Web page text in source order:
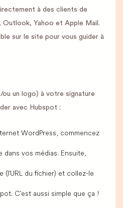
à des clients de
Outlook, Yahoo et Apple Mail.
sur le site pour vous guider à
un logo) à votre signature
avec Hubspot :
WordPress, commencez
vos médias. Ensuite,
(l'URL du fichier) et collez-le
C'est aussi simple que ça !